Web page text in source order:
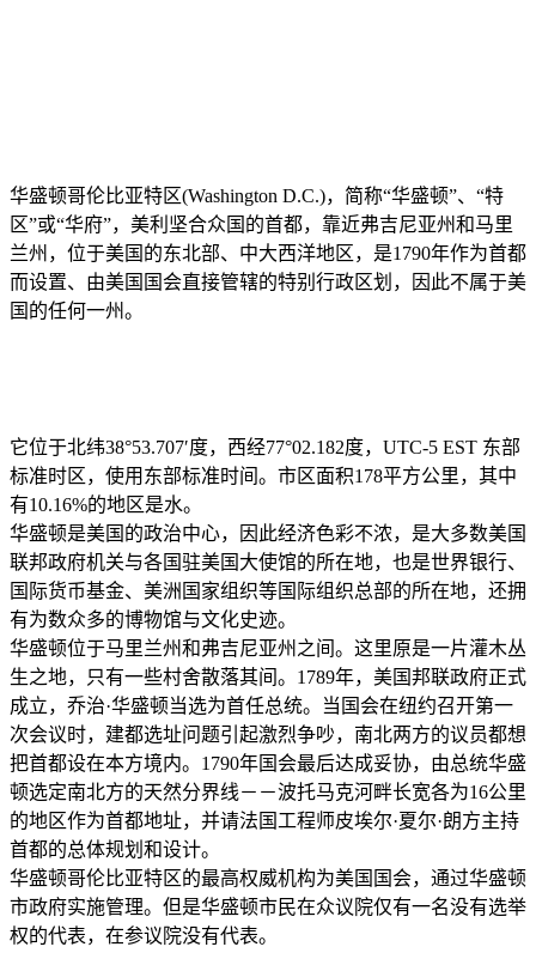
华盛顿哥伦比亚特区(Washington D.C.)，简称“华盛顿”、“特
区”或“华府”，美利坚合众国的首都，靠近弗吉尼亚州和马里
兰州，位于美国的东北部、中大西洋地区，是1790年作为首都
而设置、由美国国会直接管辖的特别行政区划，因此不属于美
国的任何一州。
它位于北纬38°53.707′度，西经77°02.182度，UTC-5 EST 东部
标准时区，使用东部标准时间。市区面积178平方公里，其中
有10.16%的地区是水。
华盛顿是美国的政治中心，因此经济色彩不浓，是大多数美国
联邦政府机关与各国驻美国大使馆的所在地，也是世界银行、
国际货币基金、美洲国家组织等国际组织总部的所在地，还拥
有为数众多的博物馆与文化史迹。
华盛顿位于马里兰州和弗吉尼亚州之间。这里原是一片灌木丛
生之地，只有一些村舍散落其间。1789年，美国邦联政府正式
成立，乔治·华盛顿当选为首任总统。当国会在纽约召开第一
次会议时，建都选址问题引起激烈争吵，南北两方的议员都想
把首都设在本方境内。1790年国会最后达成妥协，由总统华盛
顿选定南北方的天然分界线－－波托马克河畔长宽各为16公里
的地区作为首都地址，并请法国工程师皮埃尔·夏尔·朗方主持
首都的总体规划和设计。
华盛顿哥伦比亚特区的最高权威机构为美国国会，通过华盛顿
市政府实施管理。但是华盛顿市民在众议院仅有一名没有选举
权的代表，在参议院没有代表。